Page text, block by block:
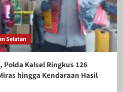
Selatan
Kalsel Ringkus 126
hingga Kendaraan Hasil